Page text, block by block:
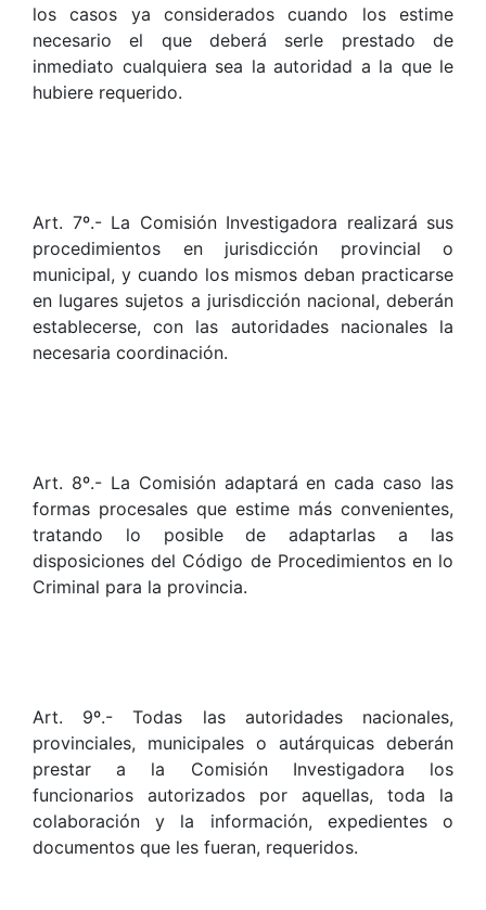
los casos ya considerados cuando los estime
necesario el que deberá serle prestado de
inmediato cualquiera sea la autoridad a la que le
hubiere requerido.
Art. 7º.- La Comisión Investigadora realizará sus
procedimientos en jurisdicción provincial o
municipal, y cuando los mismos deban practicarse
en lugares sujetos a jurisdicción nacional, deberán
establecerse, con las autoridades nacionales la
necesaria coordinación.
Art. 8º.- La Comisión adaptará en cada caso las
formas procesales que estime más convenientes,
tratando lo posible de adaptarlas a las
disposiciones del Código de Procedimientos en lo
Criminal para la provincia.
Art. 9º.- Todas las autoridades nacionales,
provinciales, municipales o autárquicas deberán
prestar a la Comisión Investigadora los
funcionarios autorizados por aquellas, toda la
colaboración y la información, expedientes o
documentos que les fueran, requeridos.